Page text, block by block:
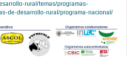
rural/temas/programas-
de-desarrollo-rural/programa-nacional/